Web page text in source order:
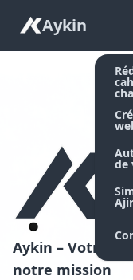
Aykin
de
Aykin – Votre
notre mission